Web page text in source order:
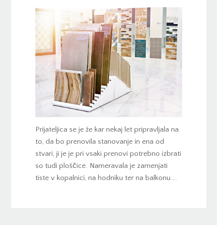
Prijateljica se je že kar nekaj let pripravljala na
to, da bo prenovila stanovanje in ena od
stvari, ji je je pri vsaki prenovi potrebno izbrati
so tudi ploščice. Nameravala je zamenjati
tiste v kopalnici, na hodniku ter na balkonu.…